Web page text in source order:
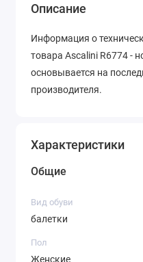
Описание
Информация о
товара Ascalini R6774 -
основывается на
производителя.
Характеристики
Общие
Вид обуви
балетки
Пол
Женские